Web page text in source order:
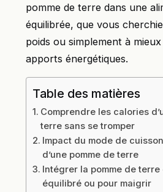
pomme de terre dans une
équilibrée, que vous
poids ou simplement à
apports énergétiques.
Table des matières
Comprendre les calories
terre sans se tromper
Impact du mode de
d’une pomme de terre
Intégrer la pomme de
équilibré ou pour maigrir